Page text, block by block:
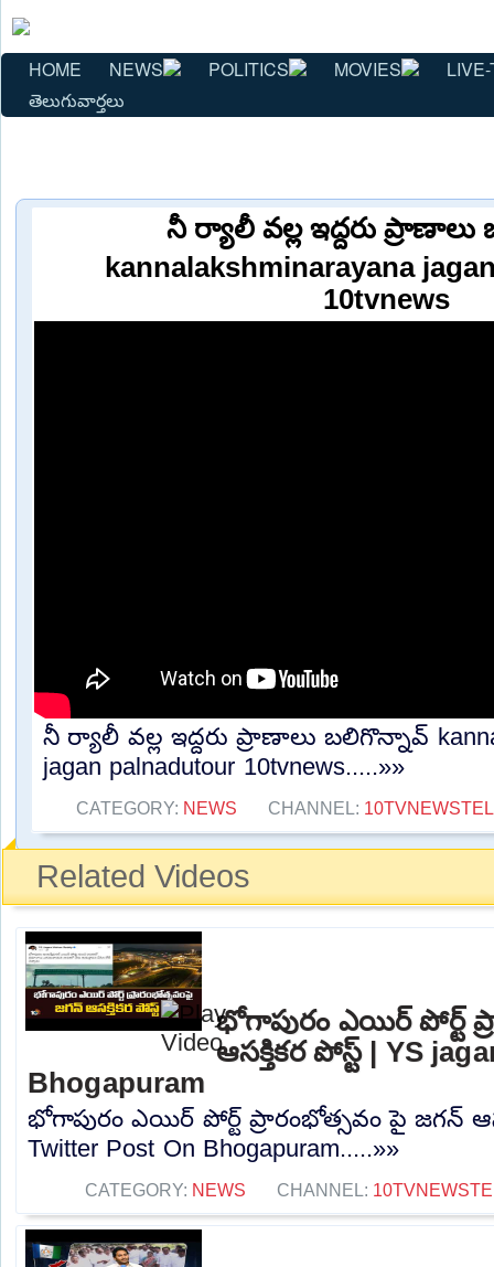
HOME NEWS POLITICS MOVIES
తెలుగువార్తలు
నీ ర్యాలీ వల్ల ఇద్దరు
kannalakshminarayana
10tvnews
నీ ర్యాలీ వల్ల ఇద్దరు ప్రాణాలు బలిగొన్నావ్
jagan palnadutour 10tvnews.....»»
CATEGORY: NEWS CHANNEL:
Related Videos
భోగాపురం ఎయిర్ పోర్ట్
ఆసక్తికర పోస్ట్ | YS
Bhogapuram
భోగాపురం ఎయిర్ పోర్ట్ ప్రారంభోత్సవం పై జగన్
Twitter Post On Bhogapuram.....»»
CATEGORY: NEWS CHANNEL: